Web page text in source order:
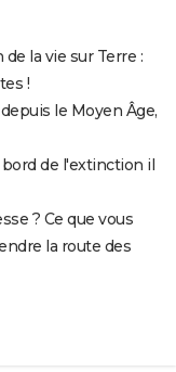
la vie sur Terre :
!
le Moyen Âge,
de l'extinction il
? Ce que vous
la route des